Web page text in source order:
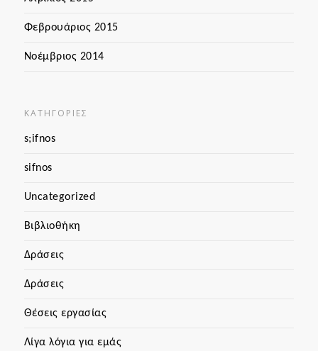
Φεβρουάριος 2015
Νοέμβριος 2014
KΑΤΗΓΟΡΊΕΣ
s;ifnos
sifnos
Uncategorized
Βιβλιοθήκη
Δράσεις
Δράσεις
Θέσεις εργασίας
Λίγα λόγια για εμάς